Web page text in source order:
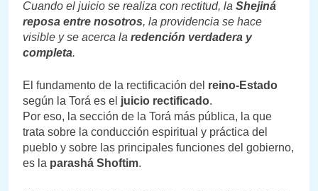
Cuando el juicio se realiza con rectitud, la Shejiná
reposa entre nosotros, la providencia se hace
visible y se acerca la redención verdadera y
completa.
El fundamento de la rectificación del reino-Estado
según la Torá es el juicio rectificado.
Por eso, la sección de la Torá más pública, la que
trata sobre la conducción espiritual y práctica del
pueblo y sobre las principales funciones del gobierno,
es la parashá Shoftim.